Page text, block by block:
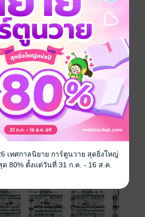
ป็นของขวัญ ติดตาม
2568
30 มิถุนายน 2568
เทศกาลนิยาย การ์ตูนวาย สุดยิ่งใหญ่
80% ตั้งแต่วันที่ 31 ก.ค. - 16 ส.ค.